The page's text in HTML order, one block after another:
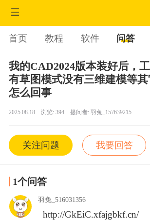
首页 教程 软件 问答
我的CAD2024版本装好后，
有草图模式没有三维建模等
怎么回事
2025.08.18 浏览: 394 提问者: 羽兔_157639215
关注问题 我要回答
1个问答
羽兔_516031356
http://GkEiC.xfajgbkf.cn/